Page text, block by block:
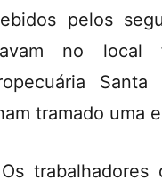
pelos
no local
tramado uma
trabalhadores